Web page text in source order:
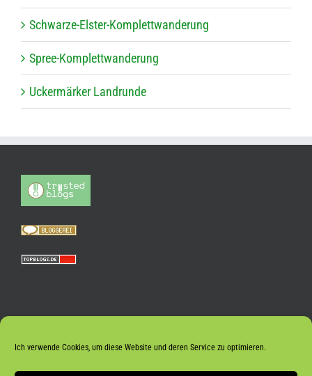
Ich verwende Cookies, um diese Website und deren Service zu optimieren.
Schwarze-Els­ter-Kom­plett­wan­de­rung
Spree-Kom­plett­wan­de­rung
Ucker­mär­ker Landrunde